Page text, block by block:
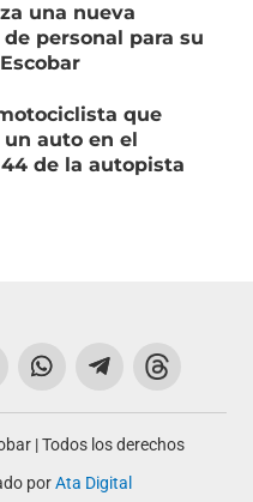
una nueva
personal para su
que
un auto en el
de la autopista
| Todos los derechos
porAta Digital